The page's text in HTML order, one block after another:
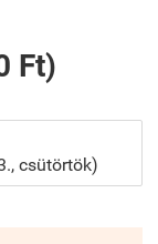
Ft)
csütörtök)